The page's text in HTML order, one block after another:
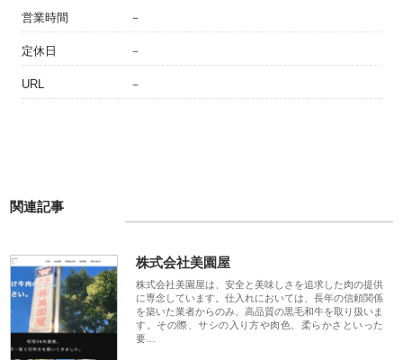
営業時間 －
定休日 －
URL －
関連記事
株式会社美園屋
株式会社美園屋は、安全と美味しさを追求した肉の提供
に専念しています。仕入れにおいては、長年の信頼関係
を築いた業者からのみ、高品質の黒毛和牛を取り扱いま
す。その際、サシの入り方や肉色、柔らかさといった
要…